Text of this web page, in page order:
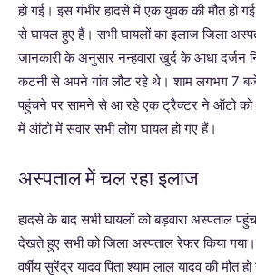
हो गई। इस गंभीर हादसे में एक युवक की मौत हो
से घायल हुए हैं। सभी घायलों का इलाज जिला
जानकारी के अनुसार नन्हवारा खुर्द के आधा दर्जन
कटनी से अपने गांव लौट रहे थे। शाम लगभग 7
पहुंचने पर सामने से आ रहे एक ट्रैक्टर ने ऑटो को
में ऑटो में सवार सभी लोग घायल हो गए हैं।
अस्पताल में चल रहा इलाज
हादसे के बाद सभी घायलों को बड़वारा अस्पताल
देखते हुए सभी को जिला अस्पताल रेफर किया
वर्षीय सुरेंद्र यादव पिता श्याम लाल यादव की मौत